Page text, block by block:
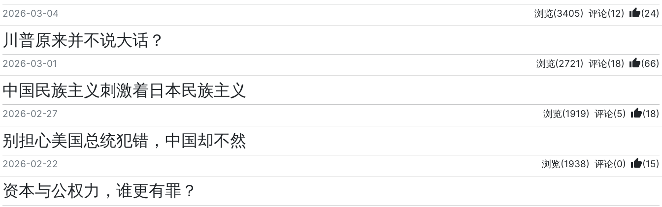
2026-03-04 浏览(3405) 评论(12) thumb_up(24)
川普原来并不说大话？
2026-03-01 浏览(2721) 评论(18) thumb_up(66)
中国民族主义刺激着日本民族主义
2026-02-27 浏览(1919) 评论(5) thumb_up(18)
别担心美国总统犯错，中国却不然
2026-02-22 浏览(1938) 评论(0) thumb_up(15)
资本与公权力，谁更有罪？